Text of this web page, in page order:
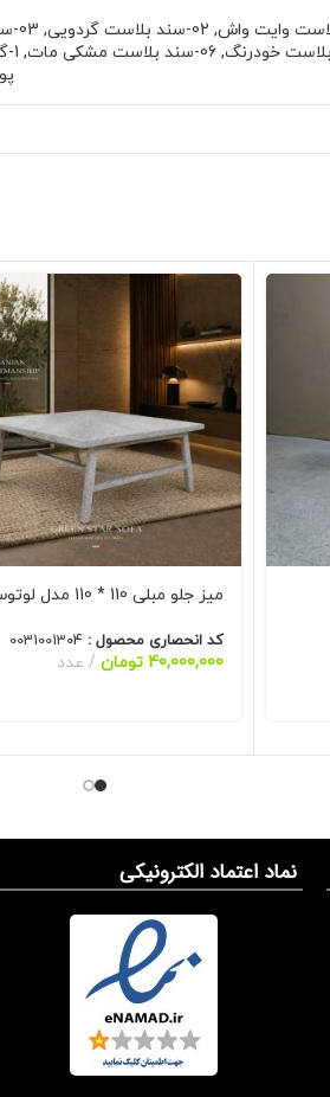
, 02-سند بلاست گردویی , 03-سند بلاست فندقی
, 06-سند بلاست مشکی مات , 1-گردویی
میز جلو مبلی 110 * 110 مدل لوتوس
کد انحصاری محصول : 0031001304
40,000,000 تومان عدد
نماد اعتماد الکترونیکی